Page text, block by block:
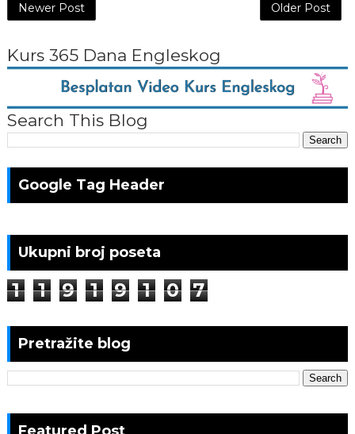
Newer Post Older Post
Kurs 365 Dana Engleskog
Search This Blog
Google Tag Header
Ukupni broj poseta
1 1 9 1 9 1 0 7
Pretražite blog